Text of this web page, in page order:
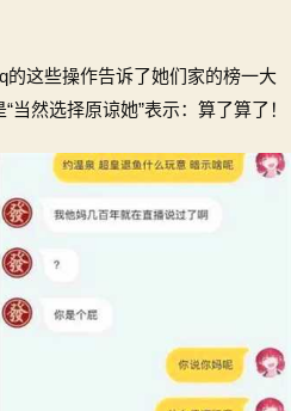
这些操作告诉了她们家的榜一大
然选择原谅她”表示：算了算了！